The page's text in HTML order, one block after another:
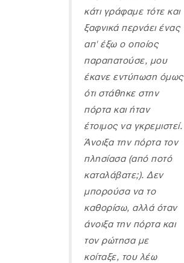
κάτι γράφαμε τότε και
ξαφνικά περνάει ένας
απ' έξω ο οποίος
παραπατούσε, μου
έκανε εντύπωση όμως
ότι στάθηκε στην
πόρτα και ήταν
έτοιμος να γκρεμιστεί.
Άνοιξα την πόρτα τον
πλησίασα (από ποτό
καταλάβατε;). Δεν
μπορούσα να το
καθορίσω, αλλά όταν
άνοιξα την πόρτα και
τον ρώτησα με
κοίταξε, του λέω